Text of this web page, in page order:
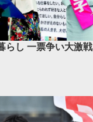
らし 一票争い大激戦